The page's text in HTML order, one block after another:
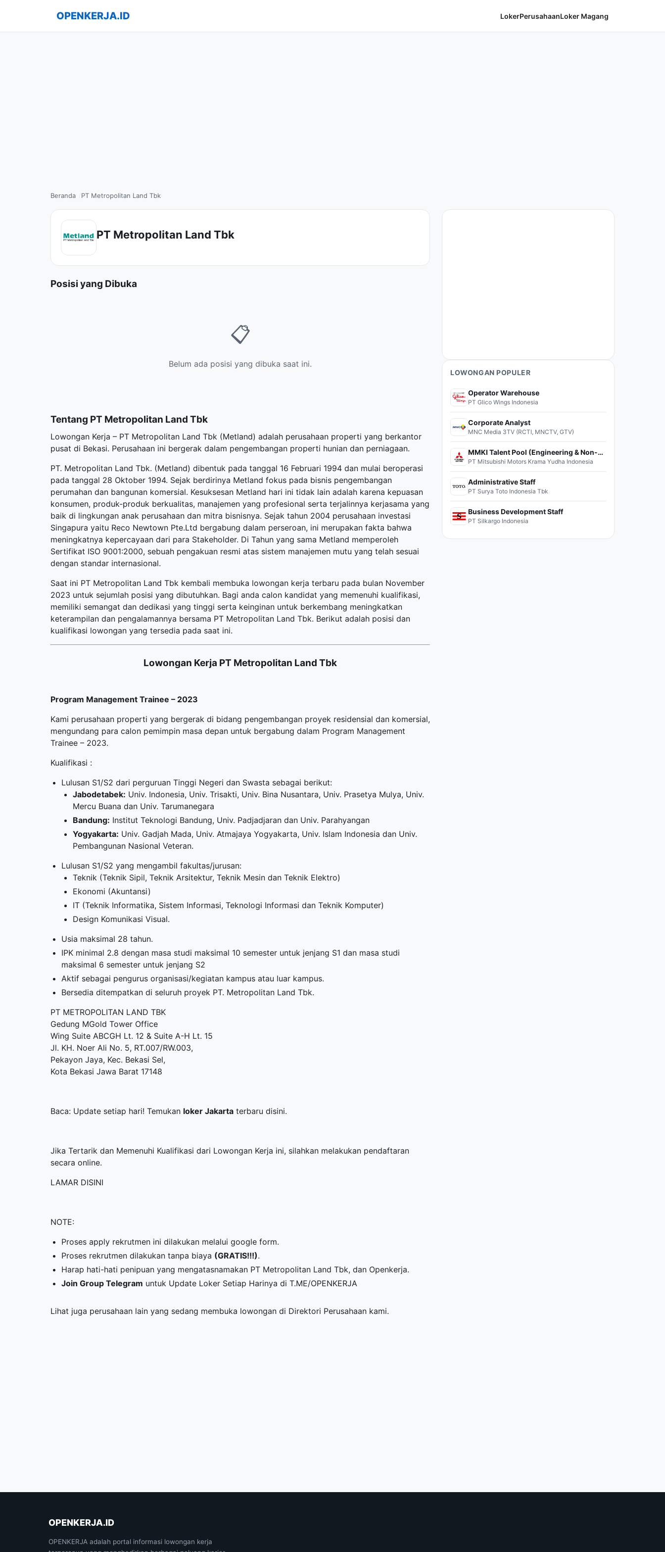
OPENKERJA.ID LokerPerusahaanLoker Magang
Beranda PT Metropolitan Land Tbk
PT Metropolitan Land Tbk
Posisi yang Dibuka
📋
Belum ada posisi yang dibuka saat ini.
Tentang PT Metropolitan Land Tbk
Lowongan Kerja – PT Metropolitan Land Tbk (Metland) adalah perusahaan properti yang berkantor
pusat di Bekasi. Perusahaan ini bergerak dalam pengembangan properti hunian dan perniagaan.
PT. Metropolitan Land Tbk. (Metland) dibentuk pada tanggal 16 Februari 1994 dan mulai beroperasi
pada tanggal 28 Oktober 1994. Sejak berdirinya Metland fokus pada bisnis pengembangan
perumahan dan bangunan komersial. Kesuksesan Metland hari ini tidak lain adalah karena kepuasan
konsumen, produk-produk berkualitas, manajemen yang profesional serta terjalinnya kerjasama yang
baik di lingkungan anak perusahaan dan mitra bisnisnya. Sejak tahun 2004 perusahaan investasi
Singapura yaitu Reco Newtown Pte.Ltd bergabung dalam perseroan, ini merupakan fakta bahwa
meningkatnya kepercayaan dari para Stakeholder. Di Tahun yang sama Metland memperoleh
Sertifikat ISO 9001:2000, sebuah pengakuan resmi atas sistem manajemen mutu yang telah sesuai
dengan standar internasional.
Saat ini PT Metropolitan Land Tbk kembali membuka lowongan kerja terbaru pada bulan November
2023 untuk sejumlah posisi yang dibutuhkan. Bagi anda calon kandidat yang memenuhi kualifikasi,
memiliki semangat dan dedikasi yang tinggi serta keinginan untuk berkembang meningkatkan
keterampilan dan pengalamannya bersama PT Metropolitan Land Tbk. Berikut adalah posisi dan
kualifikasi lowongan yang tersedia pada saat ini.
Lowongan Kerja PT Metropolitan Land Tbk
Program Management Trainee – 2023
Kami perusahaan properti yang bergerak di bidang pengembangan proyek residensial dan komersial,
mengundang para calon pemimpin masa depan untuk bergabung dalam Program Management
Trainee – 2023.
Kualifikasi :
Lulusan S1/S2 dari perguruan Tinggi Negeri dan Swasta sebagai berikut:
Jabodetabek: Univ. Indonesia, Univ. Trisakti, Univ. Bina Nusantara, Univ. Prasetya Mulya, Univ.
Mercu Buana dan Univ. Tarumanegara
Bandung: Institut Teknologi Bandung, Univ. Padjadjaran dan Univ. Parahyangan
Yogyakarta: Univ. Gadjah Mada, Univ. Atmajaya Yogyakarta, Univ. Islam Indonesia dan Univ.
Pembangunan Nasional Veteran.
Lulusan S1/S2 yang mengambil fakultas/jurusan:
Teknik (Teknik Sipil, Teknik Arsitektur, Teknik Mesin dan Teknik Elektro)
Ekonomi (Akuntansi)
IT (Teknik Informatika, Sistem Informasi, Teknologi Informasi dan Teknik Komputer)
Design Komunikasi Visual.
Usia maksimal 28 tahun.
IPK minimal 2.8 dengan masa studi maksimal 10 semester untuk jenjang S1 dan masa studi
maksimal 6 semester untuk jenjang S2
Aktif sebagai pengurus organisasi/kegiatan kampus atau luar kampus.
Bersedia ditempatkan di seluruh proyek PT. Metropolitan Land Tbk.
PT METROPOLITAN LAND TBK
Gedung MGold Tower Office
Wing Suite ABCGH Lt. 12 & Suite A-H Lt. 15
Jl. KH. Noer Ali No. 5, RT.007/RW.003,
Pekayon Jaya, Kec. Bekasi Sel,
Kota Bekasi Jawa Barat 17148
Baca: Update setiap hari! Temukan loker Jakarta terbaru disini.
Jika Tertarik dan Memenuhi Kualifikasi dari Lowongan Kerja ini, silahkan melakukan pendaftaran
secara online.
LAMAR DISINI
NOTE:
Proses apply rekrutmen ini dilakukan melalui google form.
Proses rekrutmen dilakukan tanpa biaya (GRATIS!!!).
Harap hati-hati penipuan yang mengatasnamakan PT Metropolitan Land Tbk, dan Openkerja.
Join Group Telegram untuk Update Loker Setiap Harinya diT.ME/OPENKERJA
Lihat juga perusahaan lain yang sedang membuka lowongan di Direktori Perusahaan kami.
LOWONGAN POPULER
Operator Warehouse
PT Glico Wings Indonesia
Corporate Analyst
MNC Media 3TV (RCTI, MNCTV, GTV)
MMKI Talent Pool (Engineering & Non-Engineering)
PT Mitsubishi Motors Krama Yudha Indonesia
Administrative Staff
PT Surya Toto Indonesia Tbk
Business Development Staff
PT Silkargo Indonesia
OPENKERJA.ID
OPENKERJA adalah portal informasi lowongan kerja